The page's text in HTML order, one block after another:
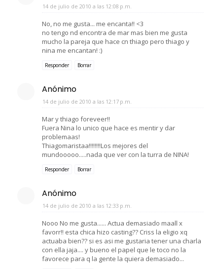
14 de julio de 2010 a las 12:08 p.m.
No, no me gusta... me encanta!! <3
no tengo nd encontra de mar mas bien me gusta
mucho la pareja que hace cn thiago pero thiago y
nina me encantan! :)
Responder Borrar
Anónimo
14 de julio de 2010 a las 12:17 p.m.
Mar y thiago foreveer!!
Fuera Nina lo unico que hace es mentir y dar
problemaas!
Thiagomaristaa!!!!!!!!Los mejores del
mundooooo.....nada que ver con la turra de NINA!
Responder Borrar
Anónimo
14 de julio de 2010 a las 12:33 p.m.
Nooo No me gusta...... Actua demasiado maall x
favorr!! esta chica hizo casting?? Criss la eligio xq
actuaba bien?? si es asi me gustaria tener una charla
con ella jaja.... y bueno el papel que le toco no la
favorece para q la gente la quiera demasiado...